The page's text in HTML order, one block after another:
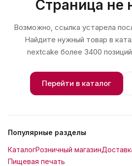
Страница не
Возможно, ссылка устарела
Найдите нужный товар в
nextcake более 3400
Перейти в каталог
Популярные разделы
КаталогРозничный магазин
Пищевая печать